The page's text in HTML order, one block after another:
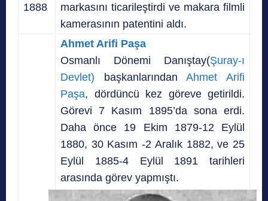
1888
markasını ticarileştirdi ve makara filmli
kamerasının patentini aldı.
Ahmet Arifi Paşa
Osmanlı Dönemi Danıştay(Şuray-ı
Devlet) başkanlarındanAhmet Arifi
Paşa, dördüncü kez göreve getirildi.
Görevi 7 Kasım 1895’da sona erdi.
Daha önce 19 Ekim 1879-12 Eylül
1880, 30 Kasım -2 Aralık 1882, ve 25
Eylül 1885-4 Eylül 1891 tarihleri
arasında görev yapmıştı.